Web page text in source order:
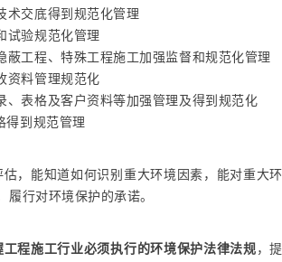
术交底得到规范化管理
试验规范化管理
蔽工程、特殊工程施工加强监督和规范化管理
资料管理规范化
、表格及客户资料等加强管理及得到规范化
得到规范管理
，能知道如何识别重大环境因素，能对重大
履行对环境保护的承诺。
程施工行业必须执行的环境保护法律法规 ，